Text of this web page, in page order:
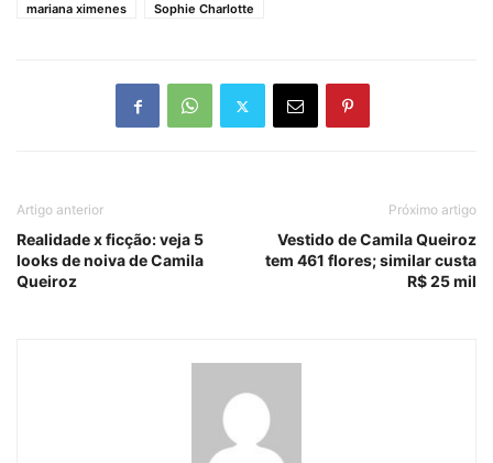
mariana ximenes
Sophie Charlotte
Artigo anterior
Realidade x ficção: veja 5
looks de noiva de Camila
Queiroz
Próximo artigo
Vestido de Camila Queiroz
tem 461 flores; similar custa
R$ 25 mil